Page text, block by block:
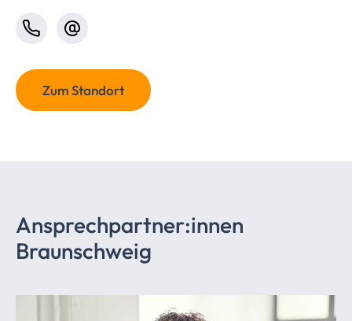
Zum Standort
Ansprechpartner:innen
Braunschweig